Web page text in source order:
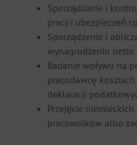
Sporządzanie i
pracy i ubezpieczeń
Sporządzenie i
wynagrodzeniu
Badanie wpływu na
pracodawcę
deklaracji
Przejęcie
pracowników albo